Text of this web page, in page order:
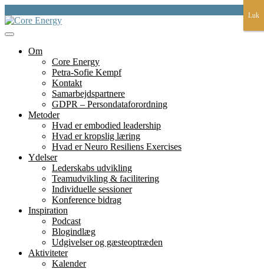
to
content
Core Energy
Om
Core Energy
Petra-Sofie Kempf
Kontakt
Samarbejdspartnere
GDPR – Persondataforordning
Metoder
Hvad er embodied leadership
Hvad er kropslig læring
Hvad er Neuro Resiliens Exercises
Ydelser
Lederskabs udvikling
Teamudvikling & facilitering
Individuelle sessioner
Konference bidrag
Inspiration
Podcast
Blogindlæg
Udgivelser og gæsteoptræden
Aktiviteter
Kalender
Luk
Luk